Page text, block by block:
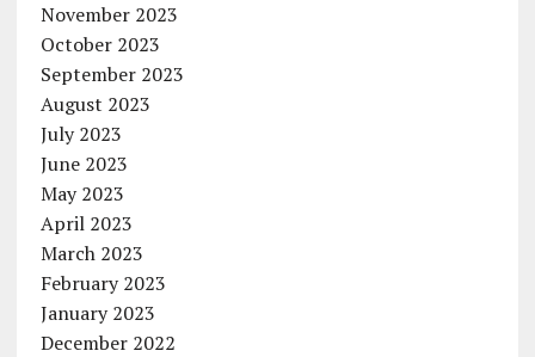
November 2023
October 2023
September 2023
August 2023
July 2023
June 2023
May 2023
April 2023
March 2023
February 2023
January 2023
December 2022